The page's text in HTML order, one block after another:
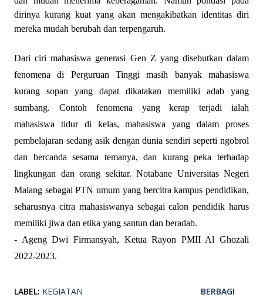
dirinya kurang kuat yang akan mengakibatkan identitas diri
mereka mudah berubah dan terpengaruh.
Dari ciri mahasiswa generasi Gen Z yang disebutkan dalam
fenomena di Perguruan Tinggi masih banyak mahasiswa
kurang sopan yang dapat dikatakan memiliki adab yang
sumbang. Contoh fenomena yang kerap terjadi ialah
mahasiswa tidur di kelas, mahasiswa yang dalam proses
pembelajaran sedang asik dengan dunia sendiri seperti ngobrol
dan bercanda sesama temanya, dan kurang peka terhadap
lingkungan dan orang sekitar. Notabane Universitas Negeri
Malang sebagai PTN umum yang bercitra kampus pendidikan,
seharusnya citra mahasiswanya sebagai calon pendidik harus
memiliki jiwa dan etika yang santun dan beradab.
- Ageng Dwi Firmansyah, Ketua Rayon PMII Al Ghozali
2022-2023.
LABEL: KEGIATAN BERBAGI